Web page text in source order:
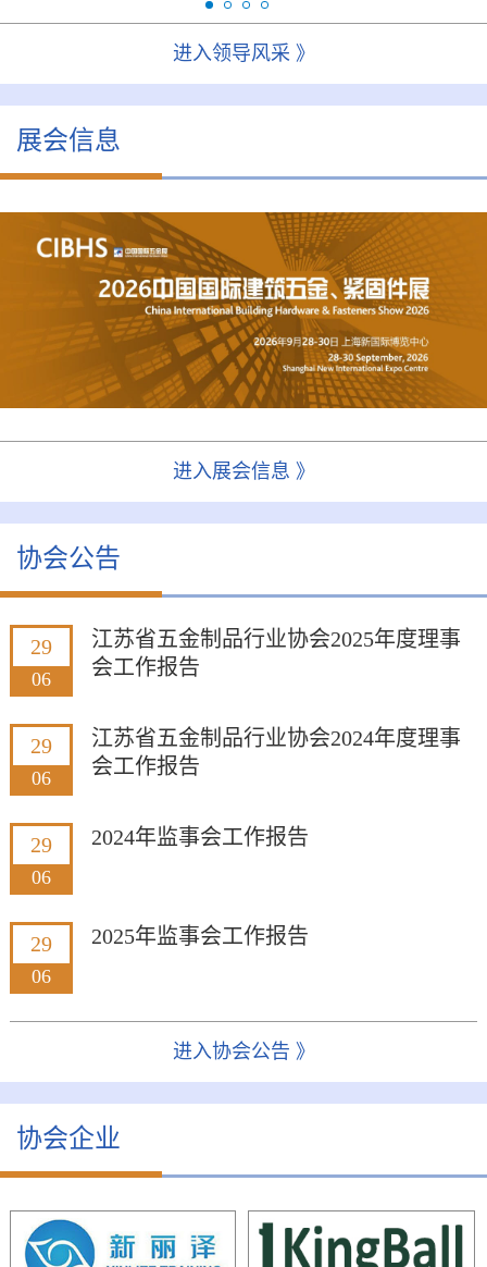
进入领导风采 》
展会信息
进入展会信息 》
协会公告
29
06
江苏省五金制品行业协会2025年度理事
会工作报告
29
06
江苏省五金制品行业协会2024年度理事
会工作报告
29
06
2024年监事会工作报告
29
06
2025年监事会工作报告
进入协会公告 》
协会企业